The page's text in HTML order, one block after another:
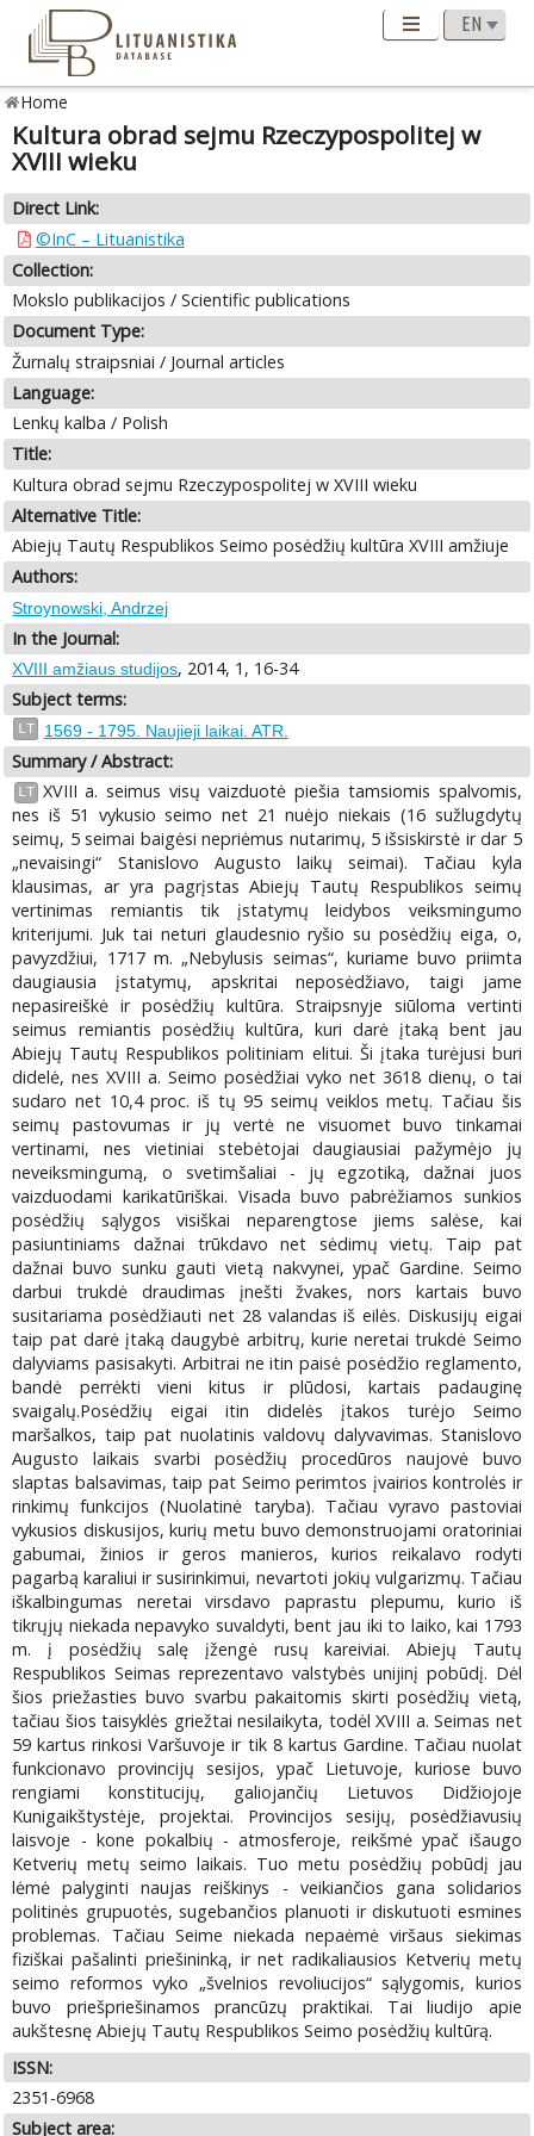
Home
Kultura obrad sejmu Rzeczypospolitej w
XVIII wieku
Direct Link:
©InC – Lituanistika
Collection:
Mokslo publikacijos / Scientific publications
Document Type:
Žurnalų straipsniai / Journal articles
Language:
Lenkų kalba / Polish
Title:
Kultura obrad sejmu Rzeczypospolitej w XVIII wieku
Alternative Title:
Abiejų Tautų Respublikos Seimo posėdžių kultūra XVIII amžiuje
Authors:
Stroynowski, Andrzej
In the Journal:
XVIII amžiaus studijos, 2014, 1, 16-34
Subject terms:
LT 1569 - 1795. Naujieji laikai. ATR.
Summary / Abstract:
LT XVIII a. seimus visų vaizduotė piešia tamsiomis spalvomis,
nes iš 51 vykusio seimo net 21 nuėjo niekais (16 sužlugdytų
seimų, 5 seimai baigėsi nepriėmus nutarimų, 5 išsiskirstė ir dar 5
„nevaisingi“ Stanislovo Augusto laikų seimai). Tačiau kyla
klausimas, ar yra pagrįstas Abiejų Tautų Respublikos seimų
vertinimas remiantis tik įstatymų leidybos veiksmingumo
kriterijumi. Juk tai neturi glaudesnio ryšio su posėdžių eiga, o,
pavyzdžiui, 1717 m. „Nebylusis seimas“, kuriame buvo priimta
daugiausia įstatymų, apskritai neposėdžiavo, taigi jame
nepasireiškė ir posėdžių kultūra. Straipsnyje siūloma vertinti
seimus remiantis posėdžių kultūra, kuri darė įtaką bent jau
Abiejų Tautų Respublikos politiniam elitui. Ši įtaka turėjusi buri
didelė, nes XVIII a. Seimo posėdžiai vyko net 3618 dienų, o tai
sudaro net 10,4 proc. iš tų 95 seimų veiklos metų. Tačiau šis
seimų pastovumas ir jų vertė ne visuomet buvo tinkamai
vertinami, nes vietiniai stebėtojai daugiausiai pažymėjo jų
neveiksmingumą, o svetimšaliai - jų egzotiką, dažnai juos
vaizduodami karikatūriškai. Visada buvo pabrėžiamos sunkios
posėdžių sąlygos visiškai neparengtose jiems salėse, kai
pasiuntiniams dažnai trūkdavo net sėdimų vietų. Taip pat
dažnai buvo sunku gauti vietą nakvynei, ypač Gardine. Seimo
darbui trukdė draudimas įnešti žvakes, nors kartais buvo
susitariama posėdžiauti net 28 valandas iš eilės. Diskusijų eigai
taip pat darė įtaką daugybė arbitrų, kurie neretai trukdė Seimo
dalyviams pasisakyti. Arbitrai ne itin paisė posėdžio reglamento,
bandė perrėkti vieni kitus ir plūdosi, kartais padauginę
svaigalų.Posėdžių eigai itin didelės įtakos turėjo Seimo
maršalkos, taip pat nuolatinis valdovų dalyvavimas. Stanislovo
Augusto laikais svarbi posėdžių procedūros naujovė buvo
slaptas balsavimas, taip pat Seimo perimtos įvairios kontrolės ir
rinkimų funkcijos (Nuolatinė taryba). Tačiau vyravo pastoviai
vykusios diskusijos, kurių metu buvo demonstruojami oratoriniai
gabumai, žinios ir geros manieros, kurios reikalavo rodyti
pagarbą karaliui ir susirinkimui, nevartoti jokių vulgarizmų. Tačiau
iškalbingumas neretai virsdavo paprastu plepumu, kurio iš
tikrųjų niekada nepavyko suvaldyti, bent jau iki to laiko, kai 1793
m. į posėdžių salę įžengė rusų kareiviai. Abiejų Tautų
Respublikos Seimas reprezentavo valstybės unijinį pobūdį. Dėl
šios priežasties buvo svarbu pakaitomis skirti posėdžių vietą,
tačiau šios taisyklės griežtai nesilaikyta, todėl XVIII a. Seimas net
59 kartus rinkosi Varšuvoje ir tik 8 kartus Gardine. Tačiau nuolat
funkcionavo provincijų sesijos, ypač Lietuvoje, kuriose buvo
rengiami konstitucijų, galiojančių Lietuvos Didžiojoje
Kunigaikštystėje, projektai. Provincijos sesijų, posėdžiavusių
laisvoje - kone pokalbių - atmosferoje, reikšmė ypač išaugo
Ketverių metų seimo laikais. Tuo metu posėdžių pobūdį jau
lėmė palyginti naujas reiškinys - veikiančios gana solidarios
politinės grupuotės, sugebančios planuoti ir diskutuoti esmines
problemas. Tačiau Seime niekada nepaėmė viršaus siekimas
fiziškai pašalinti priešininką, ir net radikaliausios Ketverių metų
seimo reformos vyko „švelnios revoliucijos“ sąlygomis, kurios
buvo priešpriešinamos prancūzų praktikai. Tai liudijo apie
aukštesnę Abiejų Tautų Respublikos Seimo posėdžių kultūrą.
ISSN:
2351-6968
Subject area: